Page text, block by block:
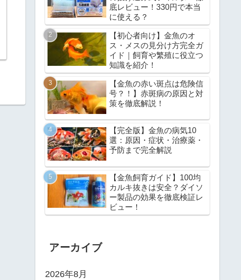
底レビュー！330円で本当
に使える？
【初心者向け】金魚のオ
ス・メスの見分け方完全ガ
イド｜飼育や繁殖に役立つ
知識を紹介！
【金魚の赤い斑点は危険信
号？！】赤斑病の原因と対
策を徹底解説！
【完全版】金魚の病気10
選：原因・症状・治療薬・
予防まで完全解説
【金魚飼育ガイド】100均
カルキ抜きは安全？ダイソ
ー製品の効果を徹底検証レ
ビュー！
アーカイブ
2026年8月